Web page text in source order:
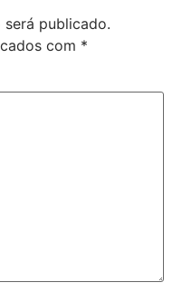
será publicado.
com *